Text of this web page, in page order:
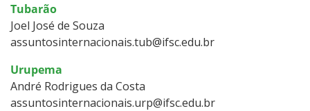
Tubarão
Joel José de Souza
assuntosinternacionais.tub@ifsc.edu.br
Urupema
André Rodrigues da Costa
assuntosinternacionais.urp@ifsc.edu.br